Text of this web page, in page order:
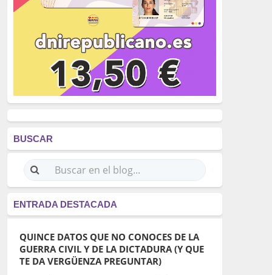
BUSCAR
ENTRADA DESTACADA
QUINCE DATOS QUE NO CONOCES DE LA
GUERRA CIVIL Y DE LA DICTADURA (Y QUE
TE DA VERGÜENZA PREGUNTAR)